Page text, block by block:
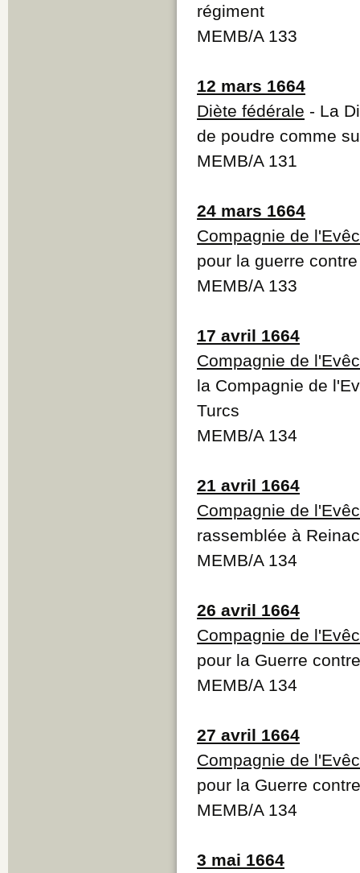
régiment
MEMB/A 133
12 mars 1664
Diète fédérale - La
de poudre comme
MEMB/A 131
24 mars 1664
Compagnie de
pour la guerre
MEMB/A 133
17 avril 1664
Compagnie de
la Compagnie de
Turcs
MEMB/A 134
21 avril 1664
Compagnie de
rassemblée à
MEMB/A 134
26 avril 1664
Compagnie de
pour la Guerre
MEMB/A 134
27 avril 1664
Compagnie de
pour la Guerre
MEMB/A 134
3 mai 1664